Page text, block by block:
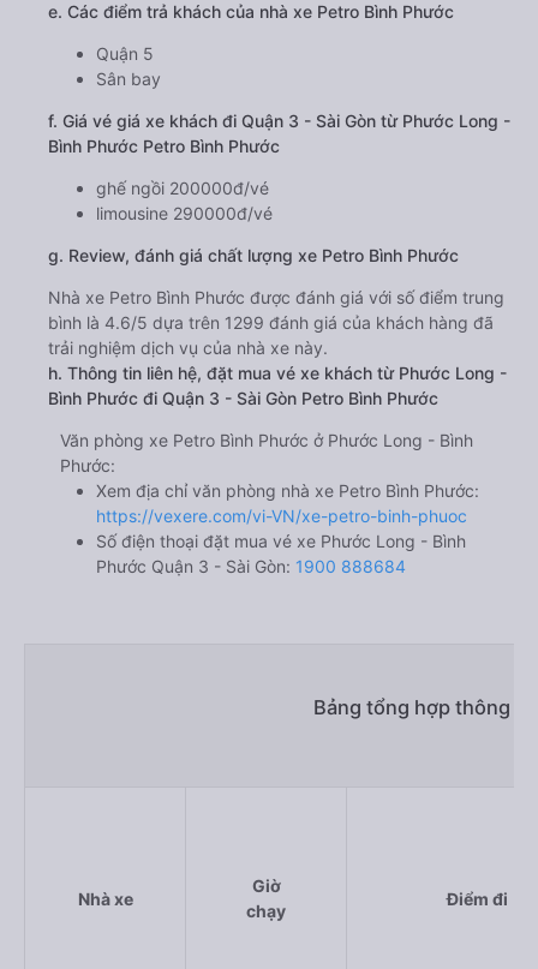
e. Các điểm trả khách của nhà xe Petro Bình Phước
Quận 5
Sân bay
f. Giá vé giá xe khách đi Quận 3 - Sài Gòn từ Phước Long -
Bình Phước Petro Bình Phước
ghế ngồi 200000đ/vé
limousine 290000đ/vé
g. Review, đánh giá chất lượng xe Petro Bình Phước
Nhà xe Petro Bình Phước được đánh giá với số điểm trung
bình là 4.6/5 dựa trên 1299 đánh giá của khách hàng đã
trải nghiệm dịch vụ của nhà xe này.
h. Thông tin liên hệ, đặt mua vé xe khách từ Phước Long -
Bình Phước đi Quận 3 - Sài Gòn Petro Bình Phước
Văn phòng xe Petro Bình Phước ở Phước Long - Bình
Phước:
Xem địa chỉ văn phòng nhà xe Petro Bình Phước:
https://vexere.com/vi-VN/xe-petro-binh-phuoc
Số điện thoại đặt mua vé xe Phước Long - Bình
Phước Quận 3 - Sài Gòn: 1900 888684
Bảng tổng hợp thông
Nhà xe
Giờ
chạy
Điểm đi